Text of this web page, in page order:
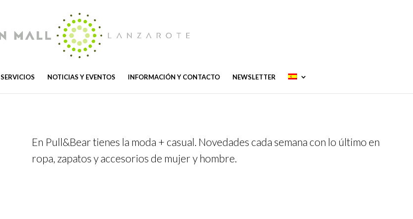
SERVICIOS NOTICIAS Y EVENTOS INFORMACIÓN Y CONTACTO NEWSLETTER
En Pull&Bear tienes la moda + casual. Novedades cada semana con lo último en
ropa, zapatos y accesorios de mujer y hombre.